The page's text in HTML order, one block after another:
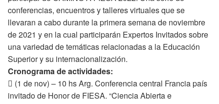
conferencias, encuentros y talleres virtuales que se
llevaran a cabo durante la primera semana de noviembre
de 2021 y en la cual participarán Expertos Invitados sobre
una variedad de temáticas relacionadas a la Educación
Superior y su internacionalización.
Cronograma de actividades:
 (1 de nov) – 10 hs Arg. Conferencia central Francia país
invitado de Honor de FIESA. “Ciencia Abierta e